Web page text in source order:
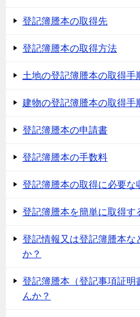
登記簿謄本の取得先
登記簿謄本の取得方法
土地の登記簿謄本の取得手
建物の登記簿謄本の取得手
登記簿謄本の申請書
登記簿謄本の手数料
登記簿謄本の取得に必要な
登記簿謄本を簡単に取得す
登記情報又は登記簿謄本な
か？
登記簿謄本（登記事項証
んか？